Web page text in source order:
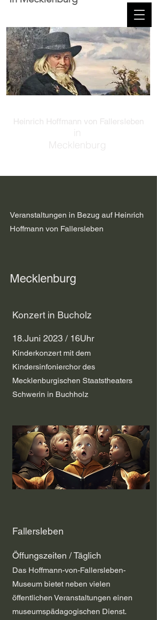
Heinrich Hoffmann von Fallersleben
in
Mecklenburg
Veranstaltungen in Bezug auf Heinrich
Hoffmann von Fallersleben
Mecklenburg
Konzert in Bucholz
18.Juni 2023 / 16Uhr
Kinderkonzert mit dem
Kindersinfonierchor des
Mecklenburgischen Staatstheaters
Schwerin in Buchholz
Fallersleben
Öffungszeiten / Täglich
Das Hoffmann-von-Fallersleben-
Museum bietet neben vielen
öffentlichen Veranstaltungen einen
museumspädagogischen Dienst.